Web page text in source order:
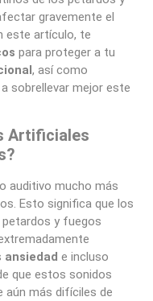
gravemente el
este artículo, te
para proteger a tu
, así como
sobrellevar mejor este
Artificiales
auditivo mucho más
Esto significa que los
y fuegos
ansiedad e incluso
que estos sonidos
aún más difíciles de